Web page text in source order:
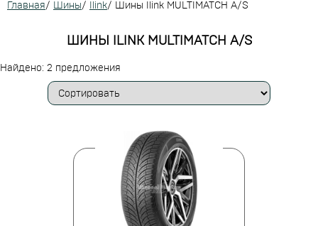
Главная/ Шины/ Ilink/ Шины Ilink MULTIMATCH A/S
ШИНЫ ILINK MULTIMATCH A/S
Найдено: 2 предложения